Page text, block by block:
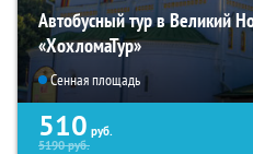
Автобусный тур в Великий
«ХохломаТур»
Сенная площадь
510 руб.
5190руб.